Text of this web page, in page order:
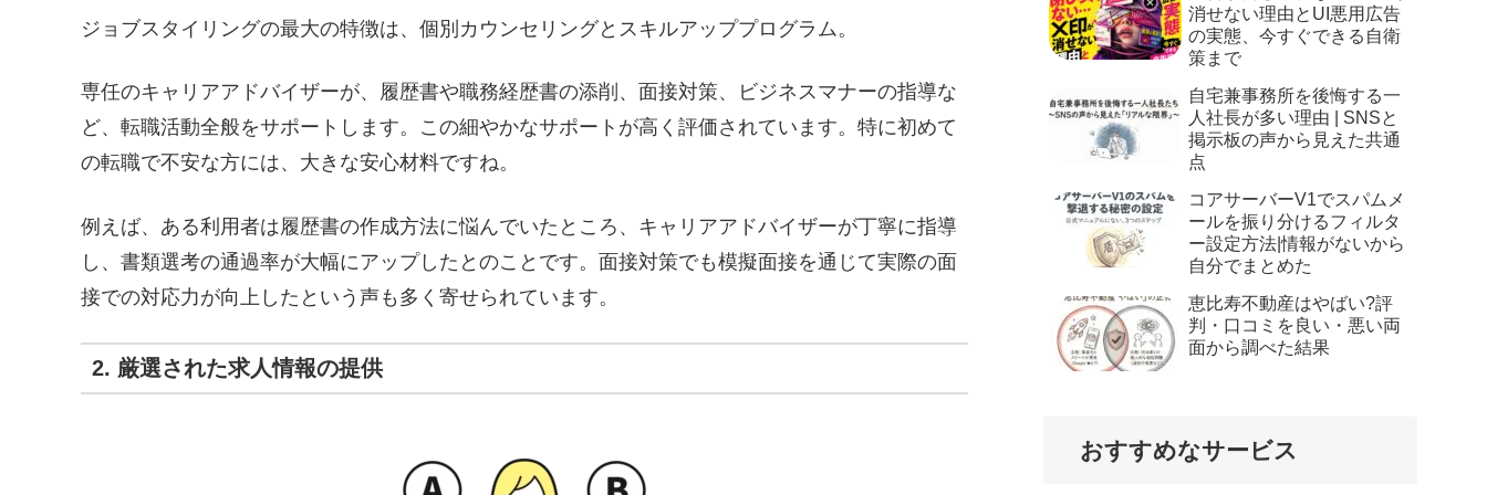
ジョブスタイリングの最大の特徴は、個別カウンセリングとスキルアッププログラム。
専任のキャリアアドバイザーが、履歴書や職務経歴書の添削、面接対策、ビジネスマナーの指導な
ど、転職活動全般をサポートします。この細やかなサポートが高く評価されています。特に初めて
の転職で不安な方には、大きな安心材料ですね。
例えば、ある利用者は履歴書の作成方法に悩んでいたところ、キャリアアドバイザーが丁寧に指導
し、書類選考の通過率が大幅にアップしたとのことです。面接対策でも模擬面接を通じて実際の面
接での対応力が向上したという声も多く寄せられています。
2. 厳選された求人情報の提供
消せない理由とUI悪用広告
の実態、今すぐできる自衛
策まで
自宅兼事務所を後悔する一
人社長が多い理由 | SNSと
掲示板の声から見えた共通
点
コアサーバーV1でスパムメ
ールを振り分けるフィルタ
ー設定方法|情報がないから
自分でまとめた
恵比寿不動産はやばい?評
判・口コミを良い・悪い両
面から調べた結果
おすすめなサービス